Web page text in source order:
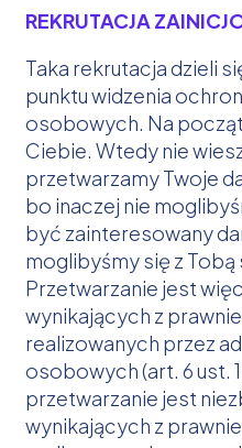
REKRUTACJA
Taka rekrutacja dzieli
punktu widzenia
osobowych. Na
Ciebie. Wtedy nie
przetwarzamy Twoje
bo inaczej nie
być zainteresowany
moglibyśmy się z
Przetwarzanie jest
wynikających z
realizowanych przez
osobowych (art. 6 ust.
przetwarzanie jest
wynikających z